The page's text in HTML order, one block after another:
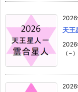
2026
天王
2026
（−
2026